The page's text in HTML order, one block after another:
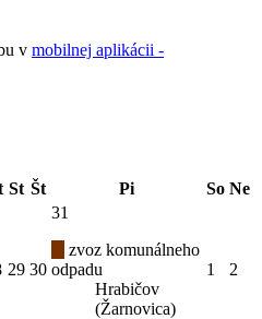
v mobilnej aplikácii -
St Št Pi So Ne
29 30
31
zvoz komunálneho
odpadu
Hrabičov
(Žarnovica)
1 2